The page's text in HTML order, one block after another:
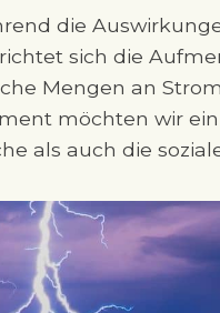
die
sich die
Mengen an
möchten wir
als auch die